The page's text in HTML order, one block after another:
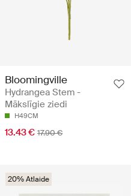
Bloomingville
Hydrangea Stem -
Mākslīgie ziedi
H49CM
13.43 € 17.90 €
20% Atlaide